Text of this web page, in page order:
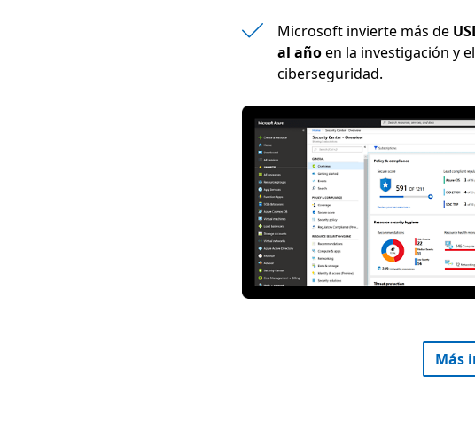
Microsoft invierte más de
al añoen la investigación y
ciberseguridad.
Más